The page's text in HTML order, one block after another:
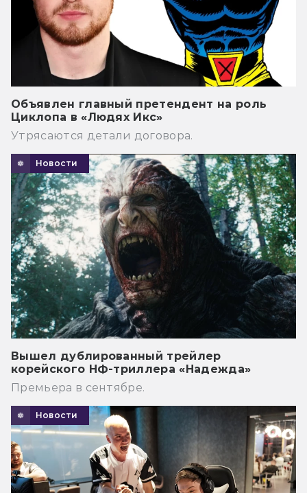
Объявлен главный претендент на роль
Циклопа в «Людях Икс»
Утрясаются детали договора.
Новости
Вышел дублированный трейлер
корейского НФ-триллера «Надежда»
Премьера в сентябре.
Новости